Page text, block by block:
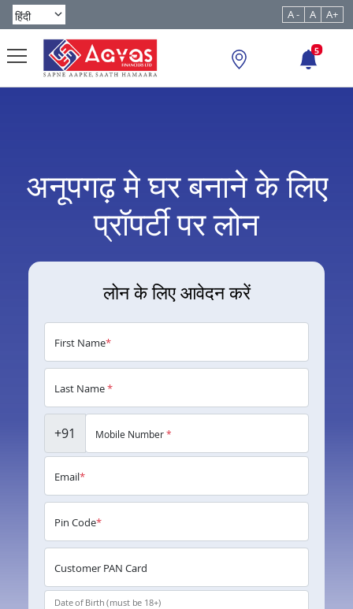
A - A A+
5
अनूपगढ़ मे घर बनाने के लिए
प्रॉपर्टी पर लोन
लोन के लिए आवेदन करें
First Name*
Last Name*
+91 Mobile Number*
Email*
Pin Code*
Customer PAN Card
Date of Birth (must be 18+)